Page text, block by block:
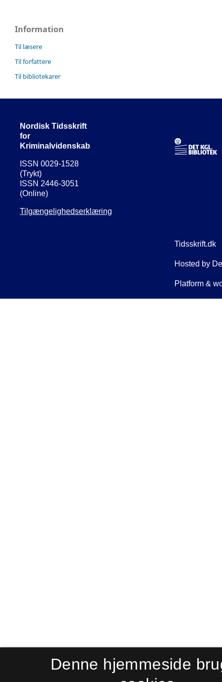
Information
Til læsere
Til forfattere
Til bibliotekarer
Nordisk Tidsskrift
for
Kriminalvidenskab
ISSN 0029-1528
(Trykt)
ISSN 2446-3051
(Online)
Tilgængelighedserklæring
Denne hjemmeside